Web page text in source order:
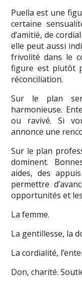
Puella est une
certaine
d’amitié, de
elle peut aussi
frivolité dans le
figure est plutôt
réconciliation.
Sur le plan
harmonieuse.
ou ravivé. Si
annonce une
Sur le plan
dominent.
aides, des
permettre
opportunités et
La femme.
La gentillesse, la
La cordialité,
Don, charité.